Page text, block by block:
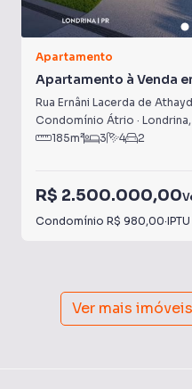
Apartamento
Apartamento à Venda
Rua Ernâni Lacerda de
Condomínio Átrio · Londrina,
185m² 3 4 2
R$ 2.500.000,00
Condomínio R$ 980,00·IPTU
Ver mais